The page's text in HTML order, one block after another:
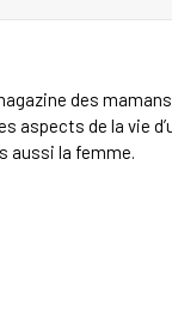
des
aspects de la vie
aussi la femme.